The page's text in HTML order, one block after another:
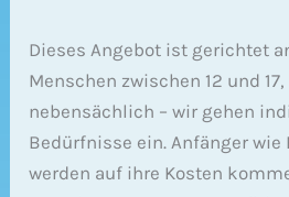
Dieses Angebot ist gerichtet
Menschen zwischen 12 und
nebensächlich – wir gehen
Bedürfnisse ein. Anfänger
werden auf ihre Kosten